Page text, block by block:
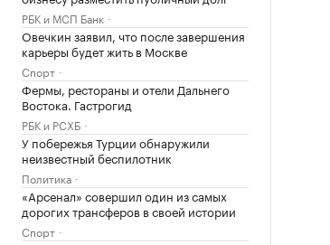
РБК и МСП Банк
Овечкин заявил, что после завершения
карьеры будет жить в Москве
Спорт
Фермы, рестораны и отели Дальнего
Востока. Гастрогид
РБК и РСХБ
У побережья Турции обнаружили
неизвестный беспилотник
Политика
«Арсенал» совершил один из самых
дорогих трансферов в своей истории
Спорт